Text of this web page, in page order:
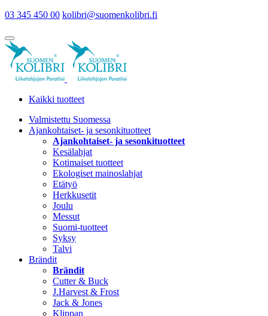
03 345 450 00 kolibri@suomenkolibri.fi
Kaikki tuotteet
Valmistettu Suomessa
Ajankohtaiset- ja sesonkituotteet
Ajankohtaiset- ja sesonkituotteet
Kesälahjat
Kotimaiset tuotteet
Ekologiset mainoslahjat
Etätyö
Herkkusetit
Joulu
Messut
Suomi-tuotteet
Syksy
Talvi
Brändit
Brändit
Cutter & Buck
J.Harvest & Frost
Jack & Jones
Klippan